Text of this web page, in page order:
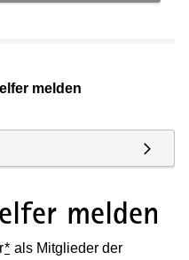
melden
melden
* als Mitglieder der